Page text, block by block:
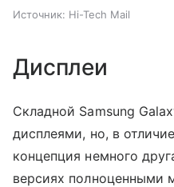
Источник: Hi-Tech Mail
Дисплеи
Складной Samsung
дисплеями, но, в
концепция немного
версиях полноценными